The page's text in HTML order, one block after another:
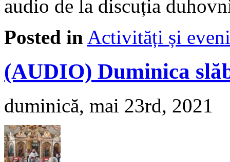
audio de la discuția
Posted in Activități și
(AUDIO) Duminica
duminică, mai 23rd, 2021